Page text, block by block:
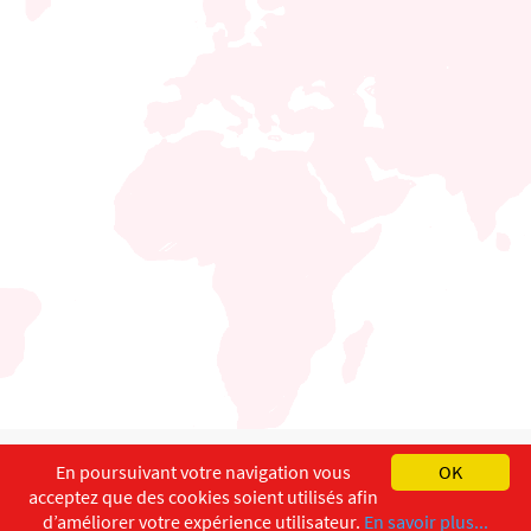
English Français
Copyright ©ISEC-AdW Aspects légaux
OK
En poursuivant votre navigation vous
acceptez que des cookies soient utilisés afin
d’améliorer votre expérience utilisateur. En savoir plus...